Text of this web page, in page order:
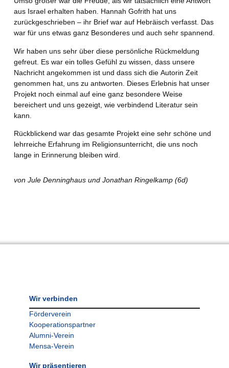
aus Israel erhalten haben. Hannah Gofrith hat uns
zurückgeschrieben – ihr Brief war auf Hebräisch verfasst. Das
war für uns etwas ganz Besonderes und auch sehr spannend.
Wir haben uns sehr über diese persönliche Rückmeldung
gefreut. Es war ein tolles Gefühl zu wissen, dass unsere
Nachricht angekommen ist und dass sich die Autorin Zeit
genommen hat, uns zu antworten. Dieses Erlebnis hat unser
Projekt noch einmal auf eine ganz besondere Weise
bereichert und uns gezeigt, wie verbindend Literatur sein
kann.
Rückblickend war das gesamte Projekt eine sehr schöne und
lehrreiche Erfahrung im Religionsunterricht, die uns noch
lange in Erinnerung bleiben wird.
von Jule Denninghaus und Jonathan Ringelkamp (6d)
Wir verbinden
Förderverein
Kooperationspartner
Alumni-Verein
Mensa-Verein
Wir präsentieren